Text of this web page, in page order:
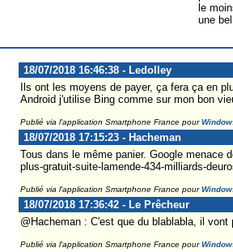
le
une
18/07/2018 16:46:38 - Ledolley
Ils ont les moyens de payer, ça fera ça en
Android j'utilise Bing comme sur mon bon
Publié via l'application Smartphone France pour
18/07/2018 17:15:23 - Hacheman
Tous dans le même panier. Google menace
plus-gratuit-suite-lamende-434-milliards-
Publié via l'application Smartphone France pour
18/07/2018 17:36:42 - Le Prêcheur
@Hacheman : C'est que du blablabla, il
Publié via l'application Smartphone France pour